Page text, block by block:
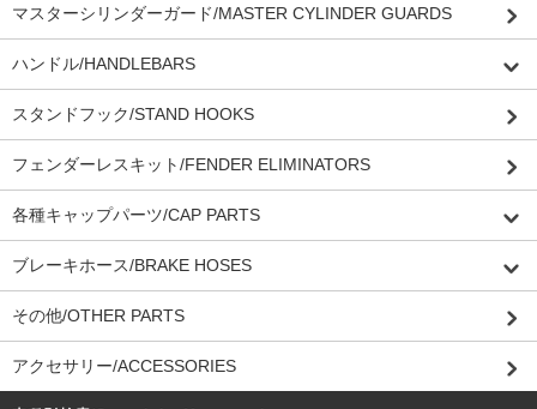
マスターシリンダーガード/MASTER CYLINDER GUARDS
ハンドル/HANDLEBARS
スタンドフック/STAND HOOKS
フェンダーレスキット/FENDER ELIMINATORS
各種キャップパーツ/CAP PARTS
ブレーキホース/BRAKE HOSES
その他/OTHER PARTS
アクセサリー/ACCESSORIES